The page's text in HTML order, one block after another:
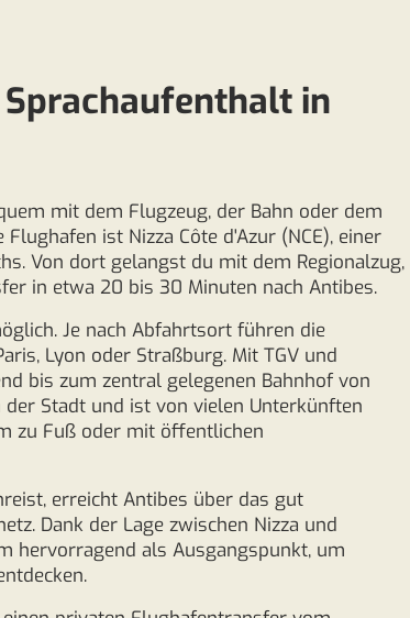
in
mit dem Flugzeug, der Bahn oder dem
ist Nizza Côte d'Azur (NCE), einer
Von dort gelangst du mit dem Regionalzug,
in etwa 20 bis 30 Minuten nach Antibes.
Je nach Abfahrtsort führen die
Lyon oder Straßburg. Mit TGV und
bis zum zentral gelegenen Bahnhof von
Stadt und ist von vielen Unterkünften
zu Fuß oder mit öffentlichen
erreicht Antibes über das gut
Dank der Lage zwischen Nizza und
hervorragend als Ausgangspunkt, um